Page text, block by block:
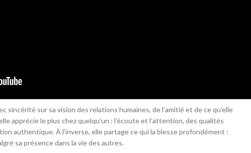
sincérité sur sa vision des relations humaines, de l’amitié et de ce qu’elle
apprécie le plus chez quelqu’un : l’écoute et l’attention, des qualités
authentique. À l’inverse, elle partage ce qui la blesse profondément :
sa présence dans la vie des autres.